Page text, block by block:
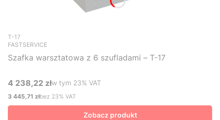
Kod produktu
T-17
FASTSERVICE
Szafka warsztatowa z 6 szufladami – T-17
Cena brutto
4 238,22 złw tym %s VAT
w tym 23% VAT
Cena netto
3 445,71 złbez 23% VAT
Zobacz produkt